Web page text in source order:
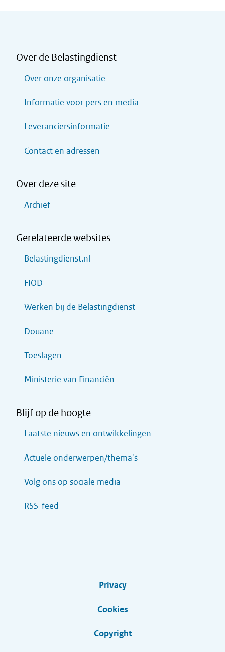
Over de Belastingdienst
Over onze organisatie
Informatie voor pers en media
Leveranciersinformatie
Contact en adressen
Over deze site
Archief
Gerelateerde websites
Belastingdienst.nl
FIOD
Werken bij de Belastingdienst
Douane
Toeslagen
Ministerie van Financiën
Blijf op de hoogte
Laatste nieuws en ontwikkelingen
Actuele onderwerpen/thema's
Volg ons op sociale media
RSS-feed
Privacy
Cookies
Copyright